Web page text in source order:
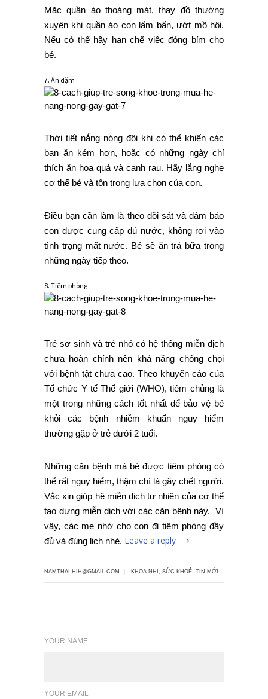
Mặc quần áo thoáng mát, thay đồ thường
xuyên khi quần áo con lấm bẩn, ướt mồ hôi.
Nếu có thể hãy hạn chế việc đóng bỉm cho
bé.
7. Ăn dặm
Thời tiết nắng nóng đôi khi có thể khiến các
bạn ăn kém hơn, hoặc có những ngày chỉ
thích ăn hoa quả và canh rau. Hãy lắng nghe
cơ thể bé và tôn trọng lựa chọn của con.
Điều bạn cần làm là theo dõi sát và đảm bảo
con được cung cấp đủ nước, không rơi vào
tình trạng mất nước. Bé sẽ ăn trả bữa trong
những ngày tiếp theo.
8. Tiêm phòng
Trẻ sơ sinh và trẻ nhỏ có hệ thống miễn dịch
chưa hoàn chỉnh nên khả năng chống chọi
với bệnh tật chưa cao. Theo khuyến cáo của
Tổ chức Y tế Thế giới (WHO), tiêm chủng là
một trong những cách tốt nhất để bảo vệ bé
khỏi các bệnh nhiễm khuẩn nguy hiểm
thường gặp ở trẻ dưới 2 tuổi.
Những căn bệnh mà bé được tiêm phòng có
thể rất nguy hiểm, thậm chí là gây chết người.
Vắc xin giúp hệ miễn dịch tự nhiên của cơ thể
tạo dựng miễn dịch với các căn bệnh này. Vì
vậy, các mẹ nhớ cho con đi tiêm phòng đầy
đủ và đúng lịch nhé. Leave a reply
NAMTHAI.HIH@GMAIL.COM KHOA NHI , SỨC KHOẺ, TIN MỚI
YOUR NAME
YOUR EMAIL